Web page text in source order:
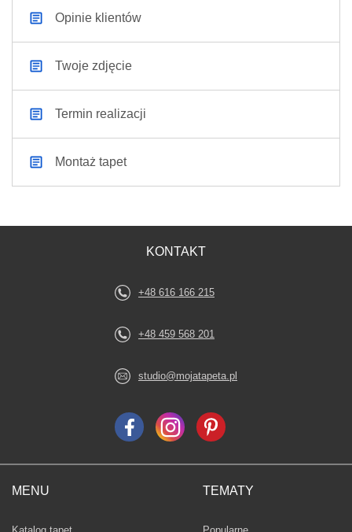
Opinie klientów
Twoje zdjęcie
Termin realizacji
Montaż tapet
MENU
Katalog tapet
TEMATY
Fototapety
Popularne
KONTAKT
+48 616 166 215
+48 459 568 201
studio@mojatapeta.pl